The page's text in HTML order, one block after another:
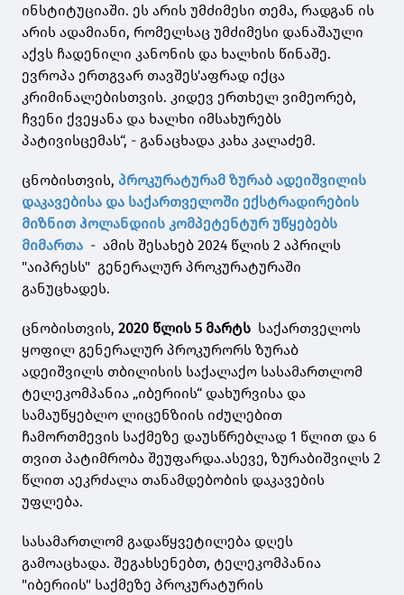
ინსტიტუციაში. ეს არის უმძიმესი თემა, რადგან ის
არის ადამიანი, რომელსაც უმძიმესი დანაშაული
აქვს ჩადენილი კანონის და ხალხის წინაშე.
ევროპა ერთგვარ თავშეს'აფრად იქცა
კრიმინალებისთვის. კიდევ ერთხელ ვიმეორებ,
ჩვენი ქვეყანა და ხალხი იმსახურებს
პატივისცემას“, - განაცხადა კახა კალაძემ.
ცნობისთვის, პროკურატურამ ზურაბ ადეიშვილის
დაკავებისა და საქართველოში ექსტრადირების
მიზნით ჰოლანდიის კომპეტენტურ უწყებებს
მიმართა - ამის შესახებ 2024 წლის 2 აპრილს
"აიპრესს" გენერალურ პროკურატურაში
განუცხადეს.
ცნობისთვის, 2020 წლის 5 მარტს საქართველოს
ყოფილ გენერალურ პროკურორს ზურაბ
ადეიშვილს თბილისის საქალაქო სასამართლომ
ტელეკომპანია „იბერიის“ დახურვისა და
სამაუწყებლო ლიცენზიის იძულებით
ჩამორთმევის საქმეზე დაუსწრებლად 1 წლით და 6
თვით პატიმრობა შეუფარდა.ასევე, ზურაბიშვილს 2
წლით აეკრძალა თანამდებობის დაკავების
უფლება.
სასამართლომ გადაწყვეტილება დღეს
გამოაცხადა. შეგახსენებთ, ტელეკომპანია
"იბერიის" საქმეზე პროკურატურის